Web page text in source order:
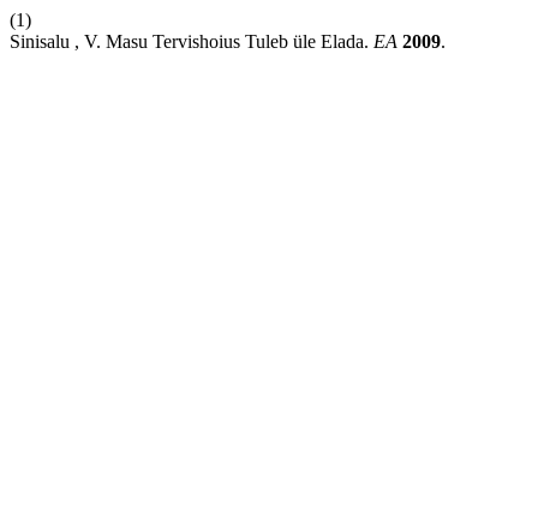
(1)
Sinisalu , V. Masu Tervishoius Tuleb üle Elada. EA 2009.